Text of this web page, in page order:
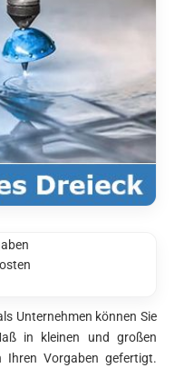
Unternehmen können Sie
in kleinen und großen
Ihren Vorgaben gefertigt.